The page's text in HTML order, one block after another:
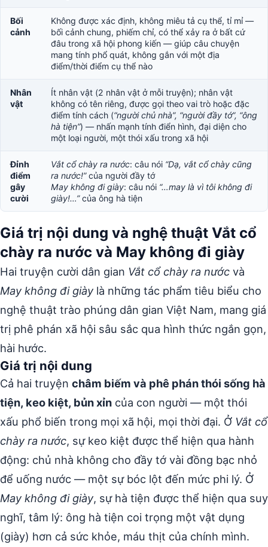
Bối
cảnh
Không được xác định, không miêu tả cụ thể, tỉ mỉ —
bối cảnh chung, phiếm chỉ, có thể xảy ra ở bất cứ
đâu trong xã hội phong kiến — giúp câu chuyện
mang tính phổ quát, không gắn với một địa
điểm/thời điểm cụ thể nào
Nhân
vật
Ít nhân vật (2 nhân vật ở mỗi truyện); nhân vật
không có tên riêng, được gọi theo vai trò hoặc đặc
điểm tính cách (“người chủ nhà”, “người đầy tớ”, “ông
hà tiện”) — nhấn mạnh tính điển hình, đại diện cho
một loại người, một thói xấu trong xã hội
Đỉnh
điểm
gây
cười
Vắt cổ chày ra nước: câu nói “Dạ, vắt cổ chày cũng
ra nước!”của người đầy tớ
May không đi giày: câu nói “…may là vì tôi không đi
giày!…”của ông hà tiện
Giá trị nội dung và nghệ thuật Vắt cổ
chày ra nước và May không đi giày
Hai truyện cười dân gian Vắt cổ chày ra nước và
May không đi giàylà những tác phẩm tiêu biểu cho
nghệ thuật trào phúng dân gian Việt Nam, mang giá
trị phê phán xã hội sâu sắc qua hình thức ngắn gọn,
hài hước.
Giá trị nội dung
Cả hai truyện châm biếm và phê phán thói sống hà
tiện, keo kiệt, bủn xỉn của con người — một thói
xấu phổ biến trong mọi xã hội, mọi thời đại. Ở Vắt cổ
chày ra nước, sự keo kiệt được thể hiện qua hành
động: chủ nhà không cho đầy tớ vài đồng bạc nhỏ
để uống nước — một sự bóc lột đến mức phi lý. Ở
May không đi giày, sự hà tiện được thể hiện qua suy
nghĩ, tâm lý: ông hà tiện coi trọng một vật dụng
(giày) hơn cả sức khỏe, máu thịt của chính mình.